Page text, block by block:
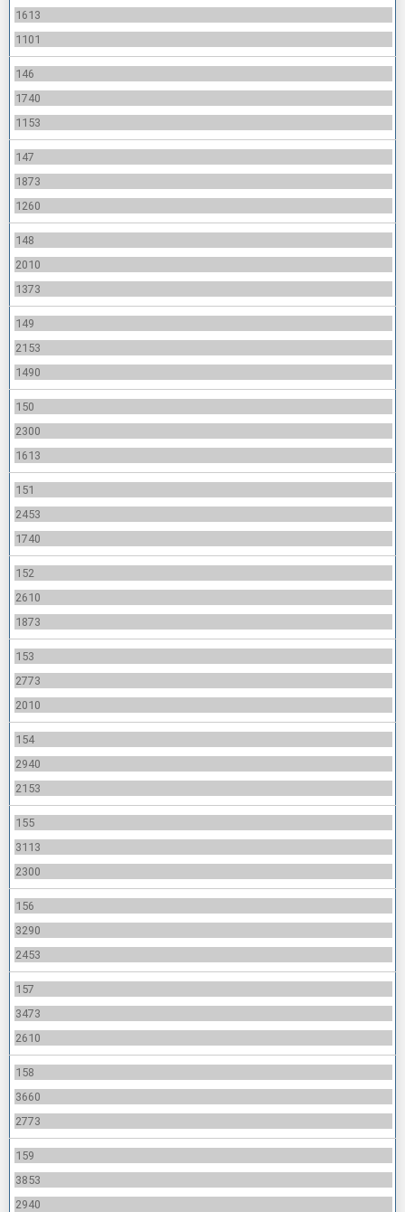
1613
1101
146
1740
1153
147
1873
1260
148
2010
1373
149
2153
1490
150
2300
1613
151
2453
1740
152
2610
1873
153
2773
2010
154
2940
2153
155
3113
2300
156
3290
2453
157
3473
2610
158
3660
2773
159
3853
2940